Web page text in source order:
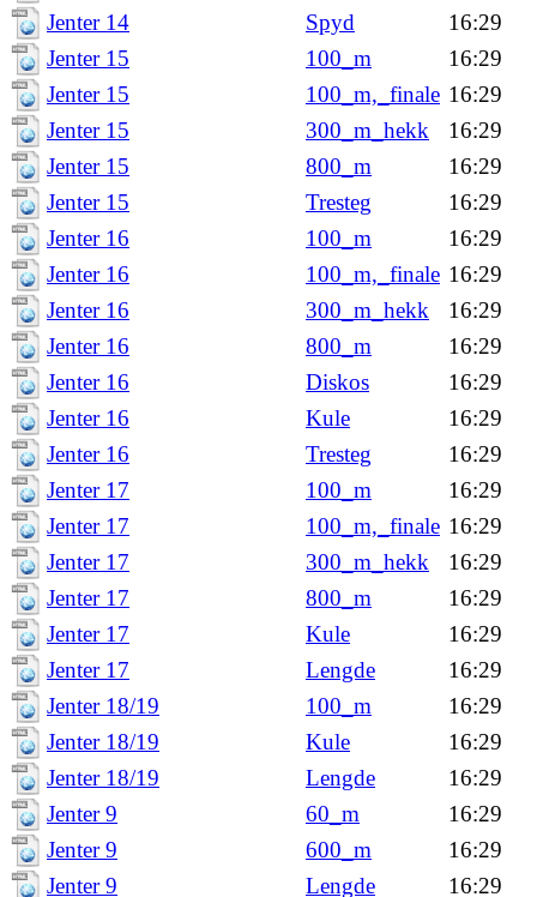
Jenter 14
Spyd
16:29
Jenter 15
100_m
16:29
Jenter 15
100_m,_finale 16:29
Jenter 15
300_m_hekk
16:29
Jenter 15
800_m
16:29
Jenter 15
Tresteg
16:29
Jenter 16
100_m
16:29
Jenter 16
100_m,_finale 16:29
Jenter 16
300_m_hekk
16:29
Jenter 16
800_m
16:29
Jenter 16
Diskos
16:29
Jenter 16
Kule
16:29
Jenter 16
Tresteg
16:29
Jenter 17
100_m
16:29
Jenter 17
100_m,_finale 16:29
Jenter 17
300_m_hekk
16:29
Jenter 17
800_m
16:29
Jenter 17
Kule
16:29
Jenter 17
Lengde
16:29
Jenter 18/19
100_m
16:29
Jenter 18/19
Kule
16:29
Jenter 18/19
Lengde
16:29
Jenter 9
60_m
16:29
Jenter 9
600_m
16:29
Jenter 9
Lengde 16:29